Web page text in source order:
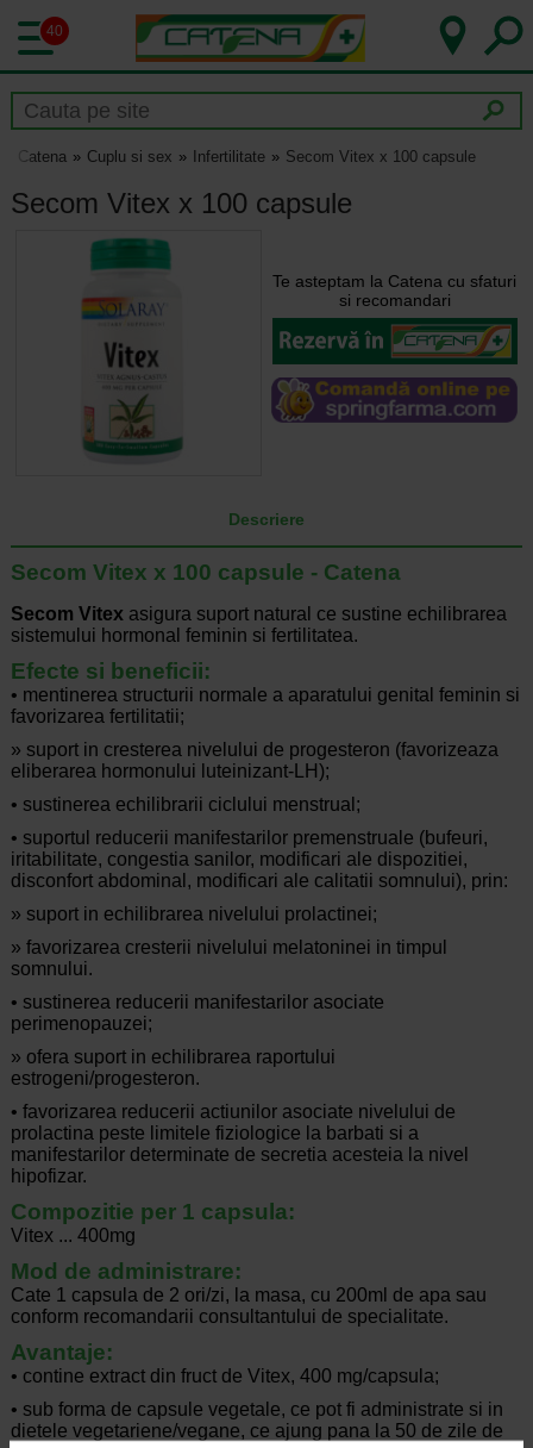
40
Catena Cuplu si sex Infertilitate Secom Vitex x 100 capsule
Secom Vitex x 100 capsule
Te asteptam la Catena cu sfaturi
si recomandari
Descriere
Secom Vitex x 100 capsule - Catena
Secom Vitex asigura suport natural ce sustine echilibrarea
sistemului hormonal feminin si fertilitatea.
Efecte si beneficii:
• mentinerea structurii normale a aparatului genital feminin si
favorizarea fertilitatii;
» suport in cresterea nivelului de progesteron (favorizeaza
eliberarea hormonului luteinizant-LH);
• sustinerea echilibrarii ciclului menstrual;
• suportul reducerii manifestarilor premenstruale (bufeuri,
iritabilitate, congestia sanilor, modificari ale dispozitiei,
disconfort abdominal, modificari ale calitatii somnului), prin:
» suport in echilibrarea nivelului prolactinei;
» favorizarea cresterii nivelului melatoninei in timpul
somnului.
• sustinerea reducerii manifestarilor asociate
perimenopauzei;
» ofera suport in echilibrarea raportului
estrogeni/progesteron.
• favorizarea reducerii actiunilor asociate nivelului de
prolactina peste limitele fiziologice la barbati si a
manifestarilor determinate de secretia acesteia la nivel
hipofizar.
Compozitie per 1 capsula:
Vitex ... 400mg
Mod de administrare:
Cate 1 capsula de 2 ori/zi, la masa, cu 200ml de apa sau
conform recomandarii consultantului de specialitate.
Avantaje:
• contine extract din fruct de Vitex, 400 mg/capsula;
• sub forma de capsule vegetale, ce pot fi administrate si in
dietele vegetariene/vegane, ce ajung pana la 50 de zile de